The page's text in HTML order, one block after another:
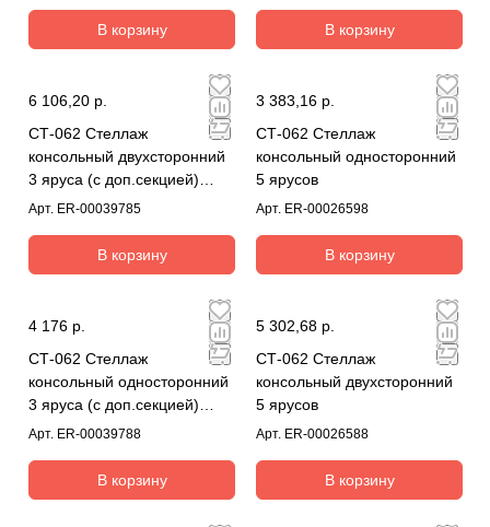
В корзину В корзину
6 106,20 р.
СТ-062 Стеллаж
консольный двухсторонний
3 яруса (с доп.секцией)
комплект
Арт. ER-00039785
В корзину
3 383,16 р.
СТ-062 Стеллаж
консольный односторонний
5 ярусов
Арт. ER-00026598
В корзину
4 176 р.
СТ-062 Стеллаж
консольный односторонний
3 яруса (с доп.секцией)
комплект
Арт. ER-00039788
В корзину
5 302,68 р.
СТ-062 Стеллаж
консольный двухсторонний
5 ярусов
Арт. ER-00026588
В корзину